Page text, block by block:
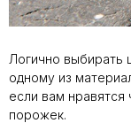
Логично выбирать
одному из
если вам нравятся
порожек.